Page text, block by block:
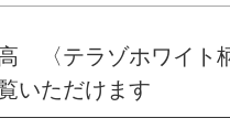
〈テラゾホワイ
いただけます